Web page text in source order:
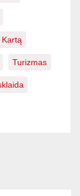
Kartą
Turizmas